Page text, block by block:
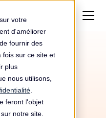
votre
d'améliorer
fournir des
fois sur ce site et
plus
nous utilisons,
feront l'objet
notre site.
1000€
Auto
Sl